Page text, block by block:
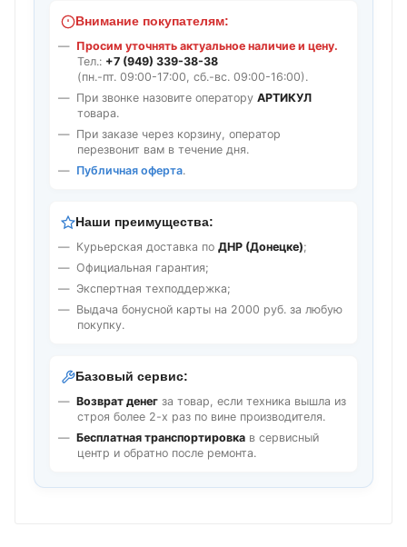
Внимание покупателям:
Просим уточнять актуальное наличие и цену.
Тел.: +7 (949) 339-38-38
(пн.-пт. 09:00-17:00, сб.-вс. 09:00-16:00).
При звонке назовите оператору АРТИКУЛ
товара.
При заказе через корзину, оператор
перезвонит вам в течение дня.
Публичная оферта.
Наши преимущества:
Курьерская доставка по ДНР (Донецке);
Официальная гарантия;
Экспертная техподдержка;
Выдача бонусной карты на 2000 руб. за любую
покупку.
Базовый сервис:
Возврат денег за товар, если техника вышла из
строя более 2-х раз по вине производителя.
Бесплатная транспортировка в сервисный
центр и обратно после ремонта.